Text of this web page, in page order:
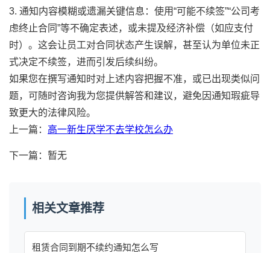
3. 通知内容模糊或遗漏关键信息：使用“可能不续签”“公司考
虑终止合同”等不确定表述，或未提及经济补偿（如应支付
时）。这会让员工对合同状态产生误解，甚至认为单位未正
式决定不续签，进而引发后续纠纷。
如果您在撰写通知时对上述内容把握不准，或已出现类似问
题，可随时咨询我为您提供解答和建议，避免因通知瑕疵导
致更大的法律风险。
上一篇： 高一新生厌学不去学校怎么办
下一篇：暂无
相关文章推荐
租赁合同到期不续约通知怎么写